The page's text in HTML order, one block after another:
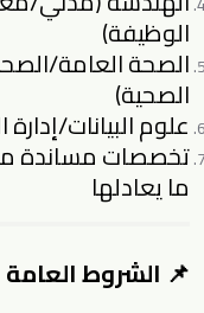
الوظيفة)
الصحة العامة/
الصحية)
علوم البيانات/إدارة
تخصصات مساندة
ما يعادلها
📌 الشروط العامة